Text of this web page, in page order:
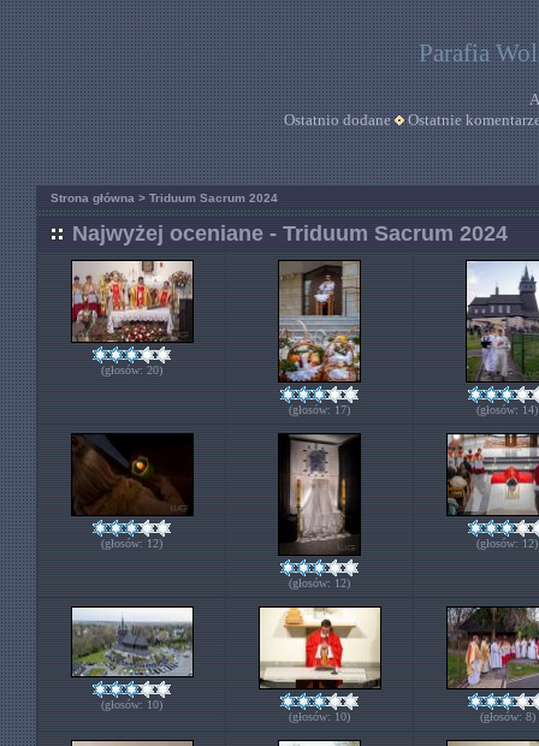
Parafia
Ostatnio dodane
Ostatnie
Strona główna > Triduum Sacrum 2024
Najwyżej oceniane - Triduum Sacrum 2024
(głosów: 20)
(głosów: 17) (głosów: 14)
(głosów: 12)
(głosów: 12)
(głosów: 12)
(głosów: 10)
(głosów: 10)
(głosów: 8)